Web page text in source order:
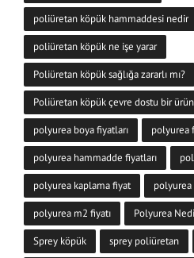
poliüretan köpük hammaddesi nedir
poliüretan köpük ne işe yarar
Poliüretan köpük sağlığa zararlı mı?
Poliüretan köpük çevre dostu bir
polyurea boya fiyatları polyurea
polyurea hammadde fiyatları
polyurea kaplama fiyat
polyurea m2 fiyatı Polyurea
Sprey köpük sprey poliüretan